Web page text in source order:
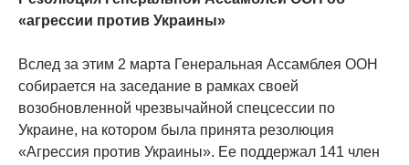
«агрессии против Украины»
Вслед за этим 2 марта Генеральная Ассамблея ООН
собирается на заседание в рамках своей
возобновленной чрезвычайной спецсессии по
Украине, на котором была принята резолюция
«Агрессия против Украины». Ее поддержал 141 член